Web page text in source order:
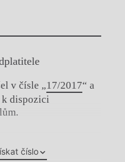
v čísle „17/2017“ a
k dispozici
číslo